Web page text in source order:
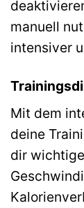
manuell
intensiver
Mit dem
deine
dir